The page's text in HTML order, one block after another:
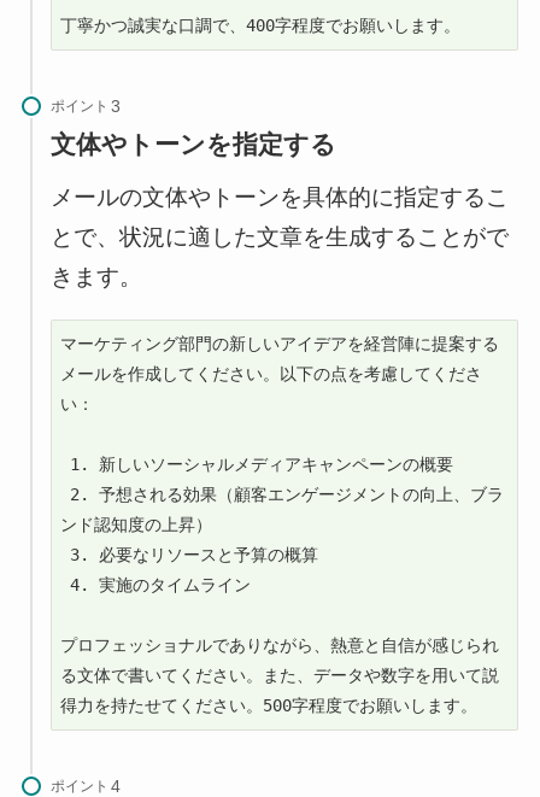
丁寧かつ誠実な口調で、400字程度でお願いします。
ポイント
文体やトーンを指定する
メールの文体やトーンを具体的に指定するこ
とで、状況に適した文章を生成することがで
きます。
マーケティング部門の新しいアイデアを経営陣に提案する
メールを作成してください。以下の点を考慮してくださ
い：
ンド認知度の上昇）
プロフェッショナルでありながら、熱意と自信が感じられ
る文体で書いてください。また、データや数字を用いて説
得力を持たせてください。500字程度でお願いします。
ポイント